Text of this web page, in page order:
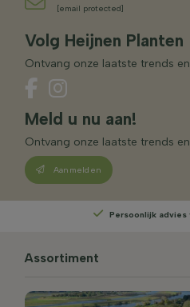
[email protected]
Volg Heijnen Planten
Ontvang onze laatste trends
Meld u nu aan!
Ontvang onze laatste trends
Aanmelden
Persoonlijk advies
Assortiment